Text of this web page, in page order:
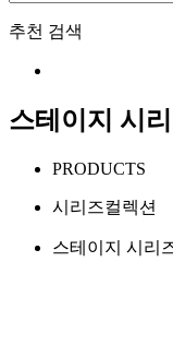
추천 검색
스테이지 시
PRODUCTS
시리즈컬렉션
스테이지 시리